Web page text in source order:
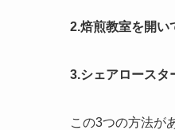
2.焙煎教室を開い
3.シェアロースタ
この3つの方法が